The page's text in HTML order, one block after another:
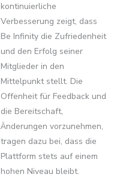
kontinuierliche
Verbesserung zeigt, dass
Be Infinity die Zufriedenheit
und den Erfolg seiner
Mitglieder in den
Mittelpunkt stellt. Die
Offenheit für Feedback und
die Bereitschaft,
Änderungen vorzunehmen,
tragen dazu bei, dass die
Plattform stets auf einem
hohen Niveau bleibt.